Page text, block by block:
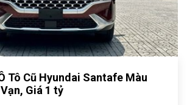
Tô Cũ Hyundai Santafe Màu
Giá 1 tỷ